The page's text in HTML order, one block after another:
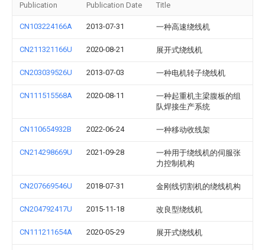
Publication Publication Date Title
CN103224166A 2013-07-31 一种高速绕线机
CN211321166U 2020-08-21 展开式绕线机
CN203039526U 2013-07-03 一种电机转子绕线机
CN111515568A 2020-08-11
一种起重机主梁腹板的组
队焊接生产系统
CN110654932B 2022-06-24 一种移动收线架
CN214298669U 2021-09-28
一种用于绕线机的伺服张
力控制机构
CN207669546U 2018-07-31 金刚线切割机的绕线机构
CN204792417U 2015-11-18 改良型绕线机
CN111211654A 2020-05-29 展开式绕线机